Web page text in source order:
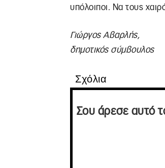
υπόλοιποι. Να τους
Γιώργος Αβαρλής,
δημοτικός σύμβουλος
Σχόλια
Σου άρεσε αυτό